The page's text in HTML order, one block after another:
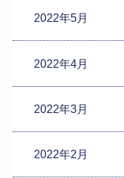
2022年5月
2022年4月
2022年3月
2022年2月